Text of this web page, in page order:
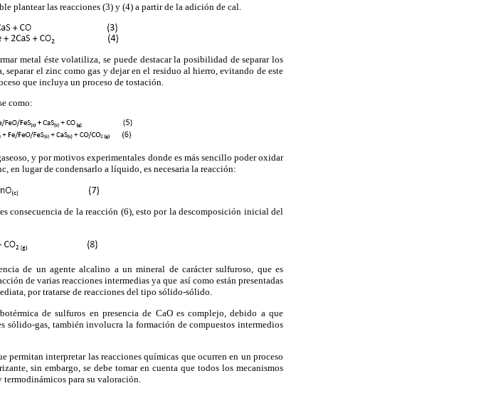
plantear las reacciones (3) y (4) a partir de la adición de cal.
metal éste volatiliza, se puede destacar la posibilidad de separar los
el zinc como gas y dejar en el residuo al hierro, evitando de este
que incluya un proceso de tostación.
como:
y por motivos experimentales donde es más sencillo poder oxidar
en lugar de condensarlo a líquido, es necesaria la reacción:
consecuencia de la reacción (6), esto por la descomposición inicial del
de un agente alcalino a un mineral de carácter sulfuroso, que es
de varias reacciones intermedias ya que así como están presentadas
por tratarse de reacciones del tipo sólido-sólido.
de sulfuros en presencia de CaO es complejo, debido a que
gas, también involucra la formación de compuestos intermedios
permitan interpretar las reacciones químicas que ocurren en un proceso
sin embargo, se debe tomar en cuenta que todos los mecanismos
para su valoración.